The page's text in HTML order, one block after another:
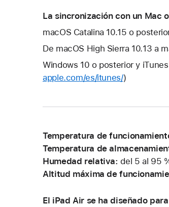
La sincronización con un Mac
macOS Catalina 10.15 o
De macOS High Sierra 10.13 a
Windows 10 o posterior y
apple.com/es/itunes/)
Temperatura de
Temperatura de
Humedad relativa: del 5 al 95
Altitud máxima de
El iPad Air se ha diseñado